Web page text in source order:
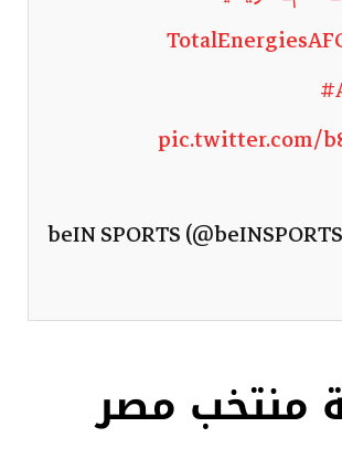
pic.twitter.com/
منتخب مصر